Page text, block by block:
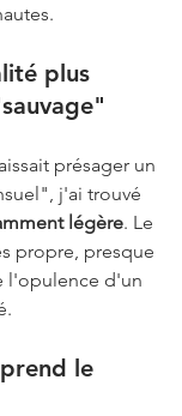
plus
présager un
j'ai trouvé
légère. Le
propre, presque
l'opulence d'un
le